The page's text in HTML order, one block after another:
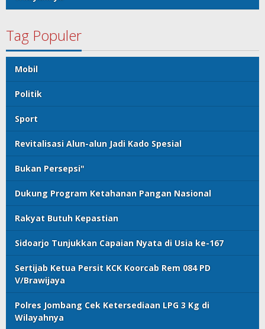
Tag Populer
Mobil
Politik
Sport
Revitalisasi Alun-alun Jadi Kado Spesial
Bukan Persepsi"
Dukung Program Ketahanan Pangan Nasional
Rakyat Butuh Kepastian
Sidoarjo Tunjukkan Capaian Nyata di Usia ke-167
Sertijab Ketua Persit KCK Koorcab Rem 084 PD
V/Brawijaya
Polres Jombang Cek Ketersediaan LPG 3 Kg di
Wilayahnya